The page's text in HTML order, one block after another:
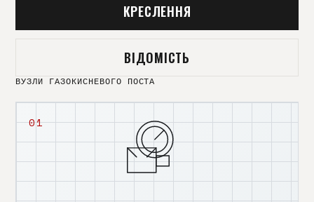
КРЕСЛЕННЯ
ВІДОМІСТЬ
ВУЗЛИ ГАЗОКИСНЕВОГО ПОСТА
01